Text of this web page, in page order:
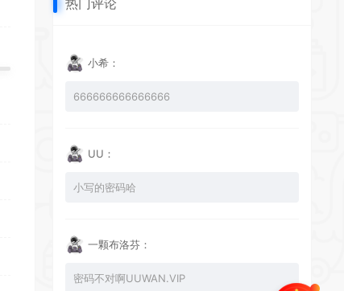
热门评论
小希：
666666666666666
UU：
小写的密码哈
一颗布洛芬：
密码不对啊UUWAN.VIP